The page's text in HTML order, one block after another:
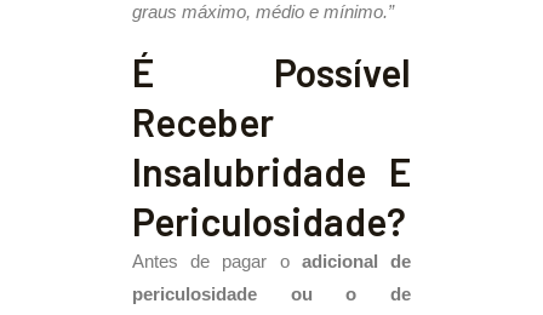
graus máximo, médio e mínimo.”
É Possível
Receber
Insalubridade E
Periculosidade?
Antes de pagar o adicional de
periculosidade ou o de